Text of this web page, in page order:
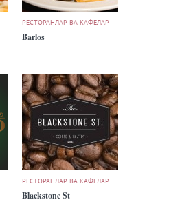
РЕСТОРАНЛАР ВА КАФЕЛАР
Barlos
РЕСТОРАНЛАР ВА КАФЕЛАР
Blackstone St